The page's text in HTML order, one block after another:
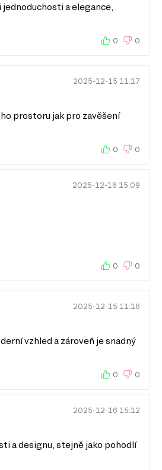
jednoduchosti a elegance,
0 0
2025-12-15 11:17
prostoru jak pro zavěšení
0 0
2025-12-16 15:09
0 0
2025-12-15 11:16
vzhled a zároveň je snadný
0 0
2025-12-16 15:12
a designu, stejně jako pohodlí